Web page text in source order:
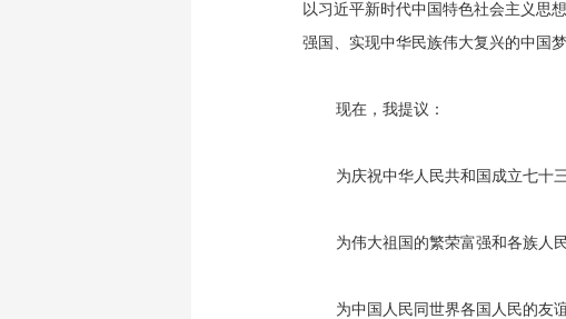
以习近平新时代中国特色社会主义思
强国、实现中华民族伟大复兴的中国
现在，我提议：
为庆祝中华人民共和国成立七十
为伟大祖国的繁荣富强和各族人
为中国人民同世界各国人民的友